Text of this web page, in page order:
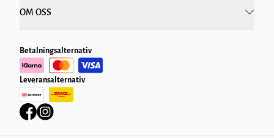
OM OSS
Betalningsalternativ
Leveransalternativ